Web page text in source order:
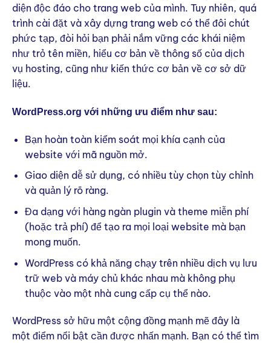
diện độc đáo cho trang web của mình. Tuy nhiên, quá
trình cài đặt và xây dựng trang web có thể đôi chút
phức tạp, đòi hỏi bạn phải nắm vững các khái niệm
như trỏ tên miền, hiểu cơ bản về thông số của dịch
vụ hosting, cũng như kiến thức cơ bản về cơ sở dữ
liệu.
WordPress.org với những ưu điểm như sau:
Bạn hoàn toàn kiểm soát mọi khía cạnh của
website với mã nguồn mở.
Giao diện dễ sử dụng, có nhiều tùy chọn tùy chỉnh
và quản lý rõ ràng.
Đa dạng với hàng ngàn plugin và theme miễn phí
(hoặc trả phí) để tạo ra mọi loại website mà bạn
mong muốn.
WordPress có khả năng chạy trên nhiều dịch vụ lưu
trữ web và máy chủ khác nhau mà không phụ
thuộc vào một nhà cung cấp cụ thể nào.
WordPress sở hữu một cộng đồng mạnh mẽ đây là
một điểm nổi bật cần được nhấn mạnh. Bạn có thể tìm